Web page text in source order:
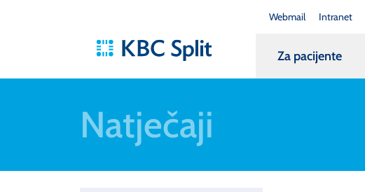
Webmail Intranet
Za pacijente
Natječaji